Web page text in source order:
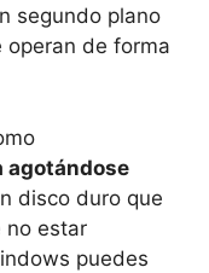
segundo plano
operan de forma
agotándose
disco duro que
no estar
puedes